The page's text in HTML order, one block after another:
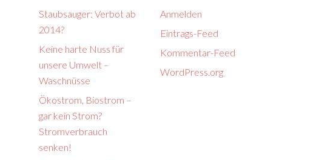
Staubsauger: Verbot ab
2014?
Keine harte Nuss für
unsere Umwelt –
Waschnüsse
Ökostrom, Biostrom –
gar kein Strom?
Stromverbrauch
senken!
Anmelden
Eintrags-Feed
Kommentar-Feed
WordPress.org